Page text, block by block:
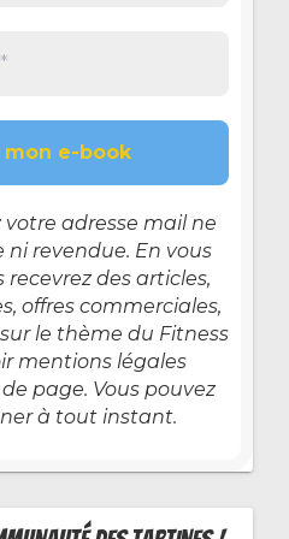
votre adresse mail ne
ni revendue. En vous
recevrez des articles,
offres commerciales,
le thème du Fitness
mentions légales
page. Vous pouvez
à tout instant.